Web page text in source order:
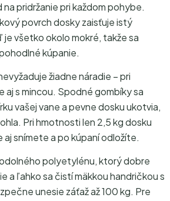
pridržanie pri každom pohybe.
povrch dosky zaisťuje istý
všetko okolo mokré, takže sa
kúpanie.
žiadne náradie – pri
aj s mincou. Spodné gombíky sa
vašej vane a pevne dosku ukotvia,
Pri hmotnosti len 2,5 kg dosku
snímete a po kúpaní odložíte.
polyetylénu, ktorý dobre
a ľahko sa čistí mäkkou handričkou s
unesie záťaž až 100 kg. Pre